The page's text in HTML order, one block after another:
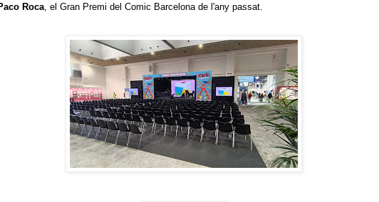
Roca , el Gran Premi del Comic Barcelona de l'any passat.